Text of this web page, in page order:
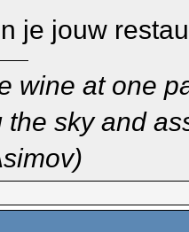
je jouw
wine at one
sky and